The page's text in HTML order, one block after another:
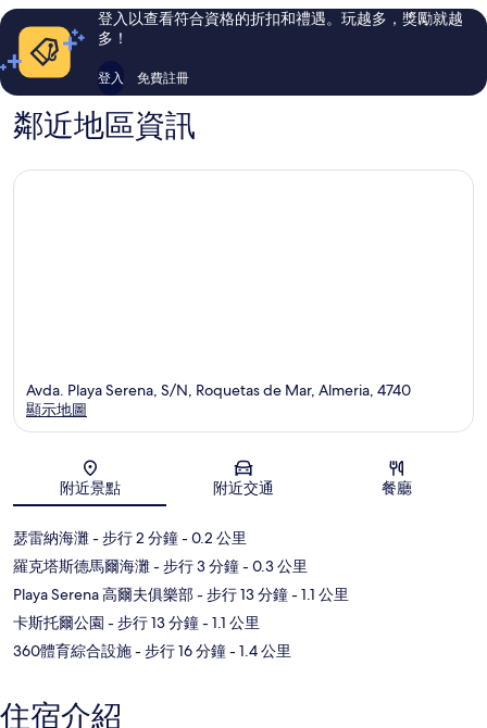
評
論
評
論
登入以查看符合資格的折扣和禮遇。玩越多，獎勵就越
多！
登入 免費註冊
鄰近地區資訊
地圖
Avda. Playa Serena, S/N, Roquetas de Mar, Almeria, 4740
顯示地圖
附近景點 附近交通 餐廳
瑟雷納海灘- 步行 2 分鐘- 0.2 公里
羅克塔斯德馬爾海灘- 步行 3 分鐘- 0.3 公里
Playa Serena 高爾夫俱樂部- 步行 13 分鐘- 1.1 公里
卡斯托爾公園 - 步行 13 分鐘- 1.1 公里
360體育綜合設施- 步行 16 分鐘- 1.4 公里
住宿介紹